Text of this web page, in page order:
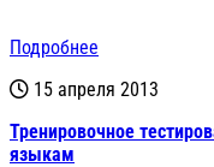
Подробнее
15 апреля 2013
Тренировочное
языкам